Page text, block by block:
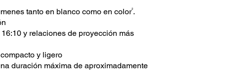
tanto en blanco como en color2.
y relaciones de proyección más
y ligero
duración máxima de aproximadamente